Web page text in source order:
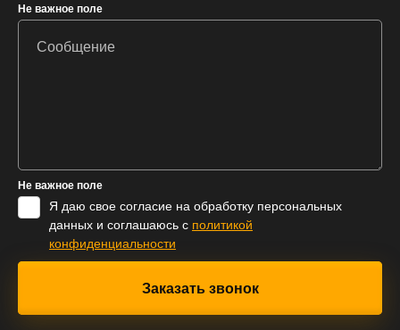
Не важное поле
Не важное поле
Я даю свое согласие на обработку персональных
данных и соглашаюсь с политикой
конфиденциальности